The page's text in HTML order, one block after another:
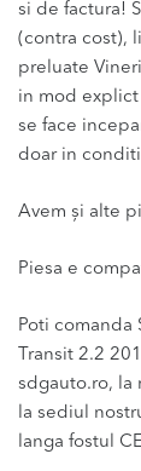
si de factura!
(contra cost),
preluate
in mod explict
se face
doar in
Avem și alte
Piesa e
Poti comanda
Transit 2.2
sdgauto.ro, la
la sediul
langa fostul